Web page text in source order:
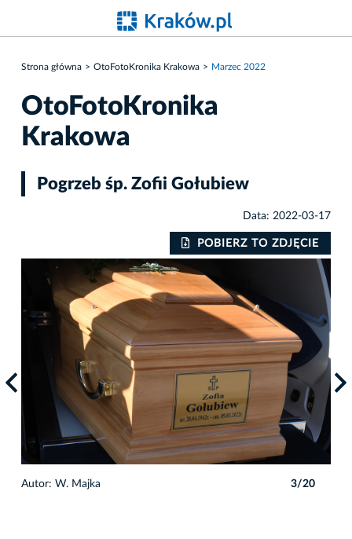
Strona główna OtoFotoKronika Krakowa Marzec 2022
OtoFotoKronika
Krakowa
Pogrzeb śp. Zofii Gołubiew
Data: 2022-03-17
POBIERZ TO ZDJĘCIE
Autor: W. Majka 3/20